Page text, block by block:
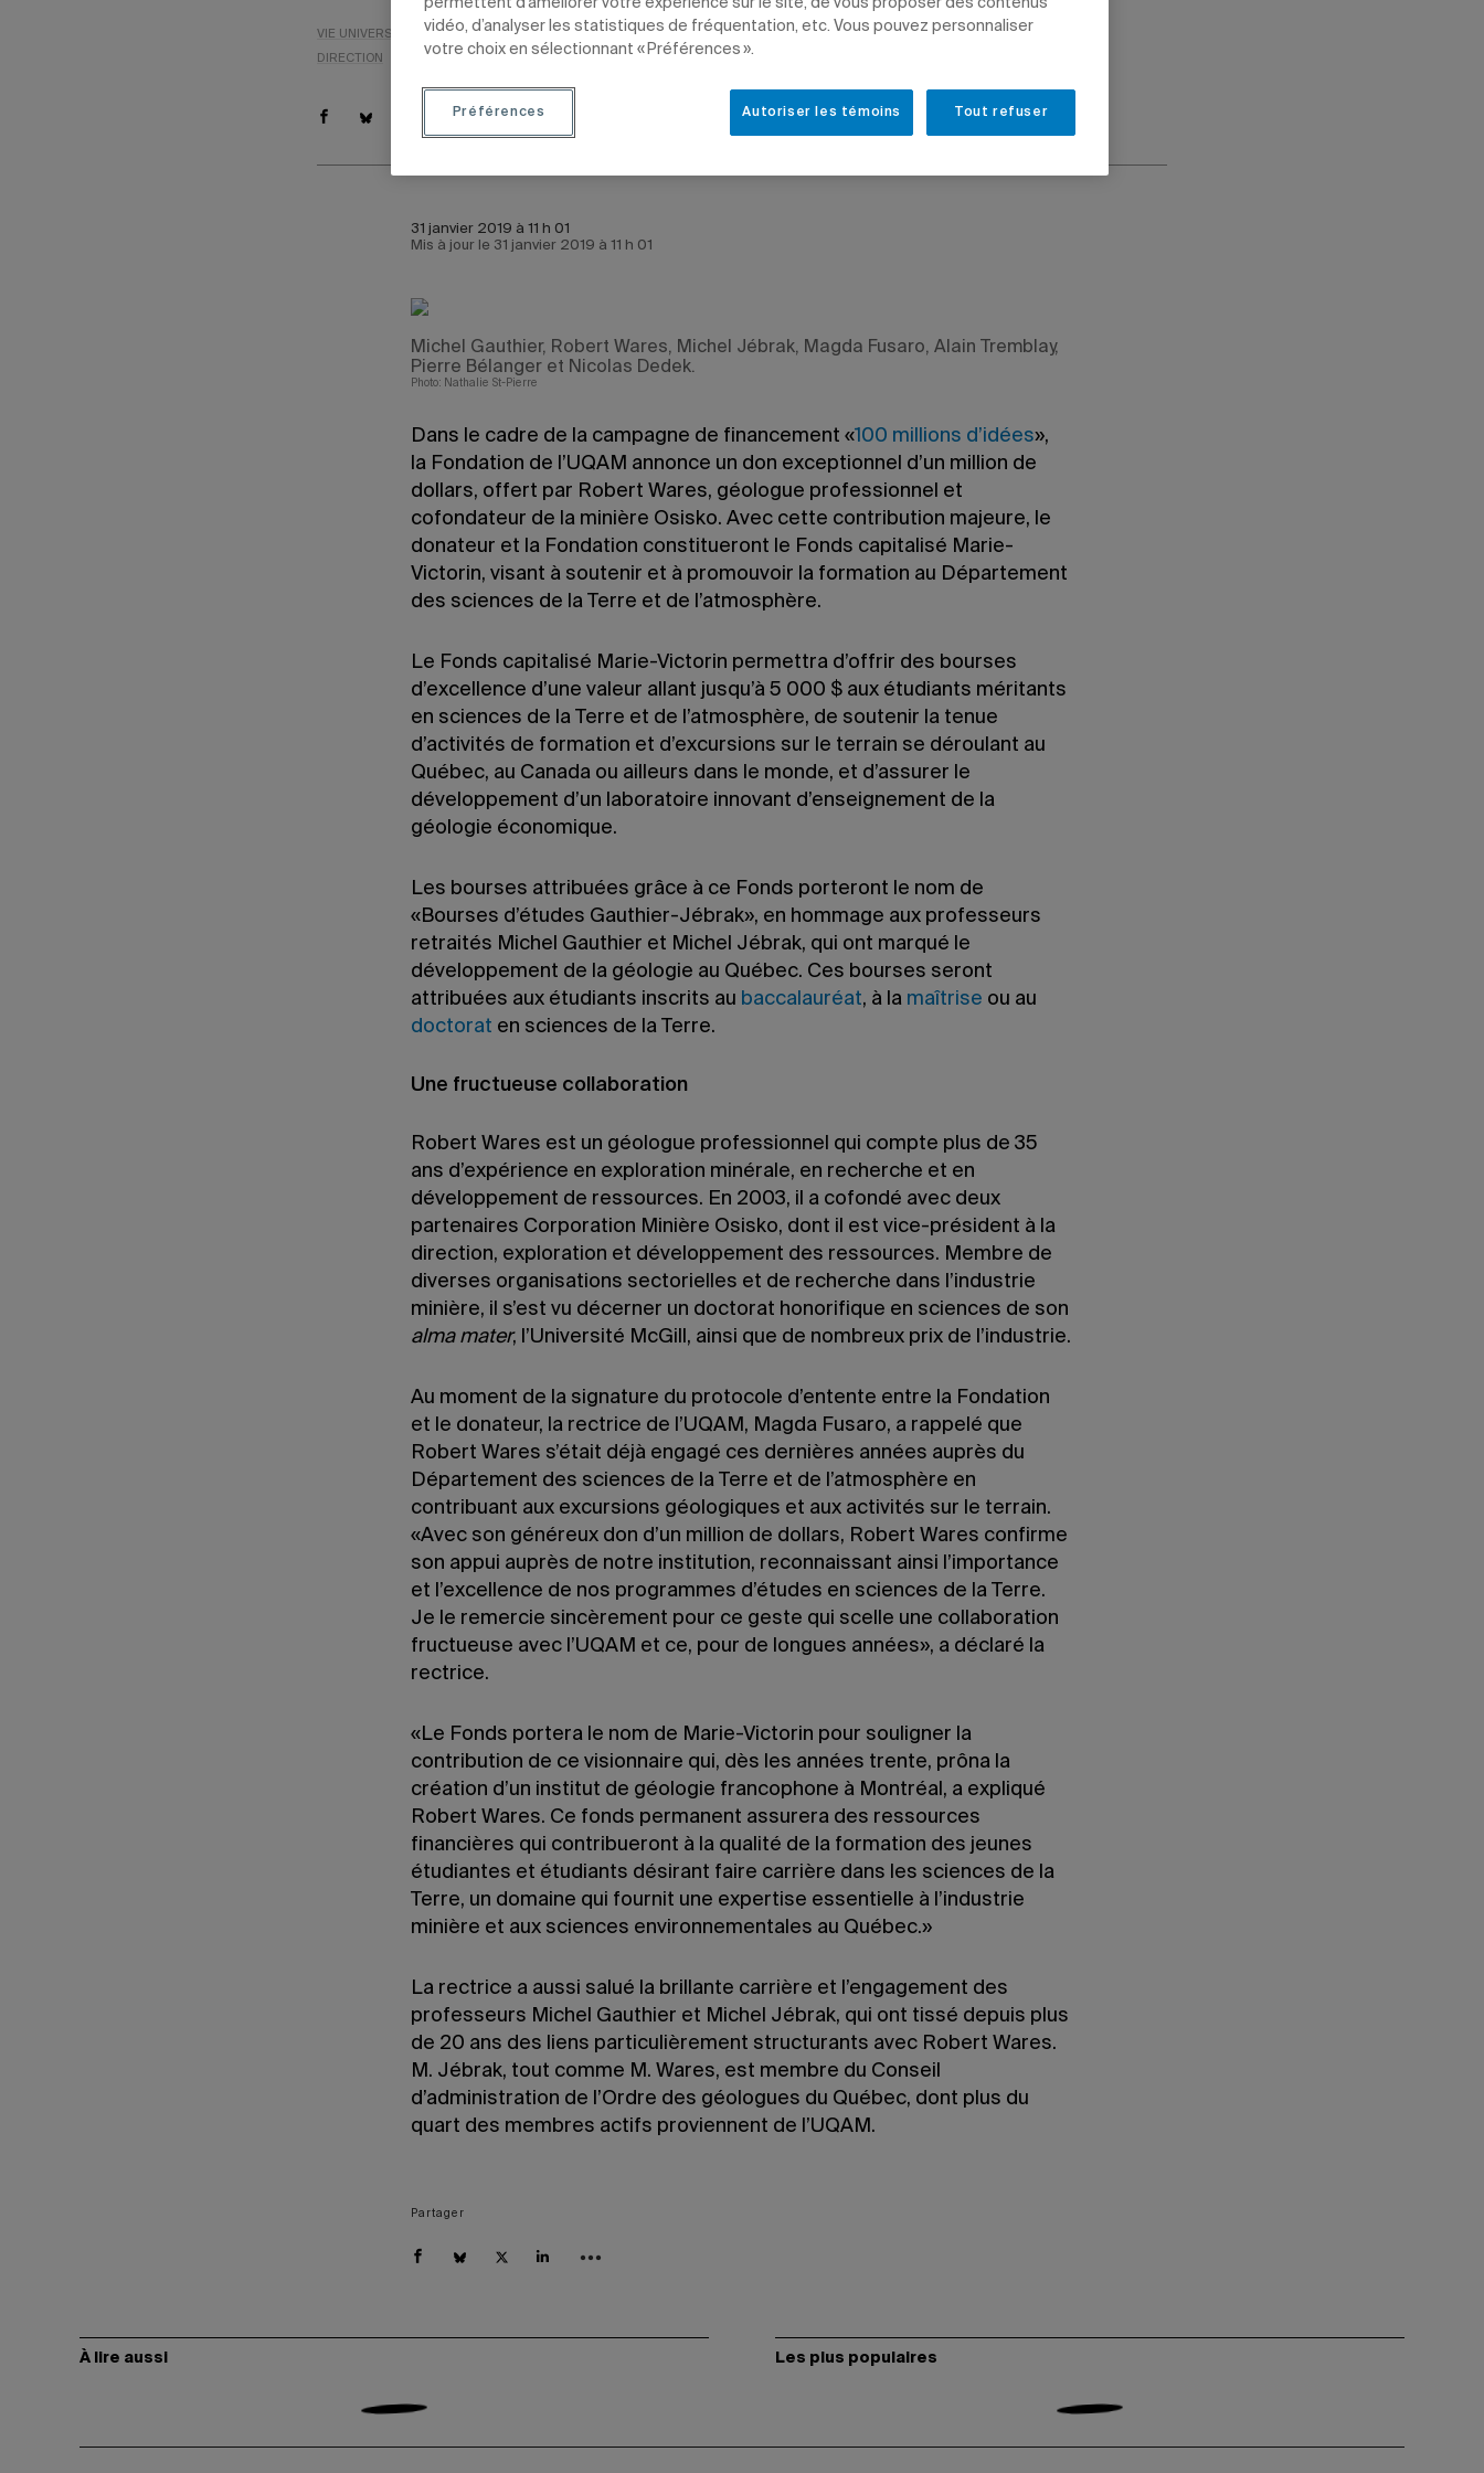
VIE UNIVERSITAIRE NOUVELLES INSTITUTIONNELLES ENSEIGNEMENT FONDATION DE L'UQAM SCIENCES
PROFESSEURS
DIRECTION
31 janvier 2019 à 11 h 01
Mis à jour le 31 janvier 2019 à 11 h 01
Michel Gauthier, Robert Wares, Michel Jébrak, Magda Fusaro, Alain Tremblay,
Pierre Bélanger et Nicolas Dedek.
Photo: Nathalie St-Pierre
Dans le cadre de la campagne de financement «100 millions d’idées»,
la Fondation de l’UQAM annonce un don exceptionnel d’un million de
dollars, offert par Robert Wares, géologue professionnel et
cofondateur de la minière Osisko. Avec cette contribution majeure, le
donateur et la Fondation constitueront le Fonds capitalisé Marie-
Victorin, visant à soutenir et à promouvoir la formation au Département
des sciences de la Terre et de l’atmosphère.
Le Fonds capitalisé Marie-Victorin permettra d’offrir des bourses
d’excellence d’une valeur allant jusqu’à 5 000 $ aux étudiants méritants
en sciences de la Terre et de l’atmosphère, de soutenir la tenue
d’activités de formation et d’excursions sur le terrain se déroulant au
Québec, au Canada ou ailleurs dans le monde, et d’assurer le
développement d’un laboratoire innovant d’enseignement de la
géologie économique.
Les bourses attribuées grâce à ce Fonds porteront le nom de
«Bourses d’études Gauthier-Jébrak», en hommage aux professeurs
retraités Michel Gauthier et Michel Jébrak, qui ont marqué le
développement de la géologie au Québec. Ces bourses seront
attribuées aux étudiants inscrits au baccalauréat, à la maîtrise ou au
doctorat en sciences de la Terre.
Une fructueuse collaboration
Robert Wares est un géologue professionnel qui compte plus de 35
ans d’expérience en exploration minérale, en recherche et en
développement de ressources. En 2003, il a cofondé avec deux
partenaires Corporation Minière Osisko, dont il est vice-président à la
direction, exploration et développement des ressources. Membre de
diverses organisations sectorielles et de recherche dans l’industrie
minière, il s’est vu décerner un doctorat honorifique en sciences de son
alma mater, l’Université McGill, ainsi que de nombreux prix de l’industrie.
Au moment de la signature du protocole d’entente entre la Fondation
et le donateur, la rectrice de l’UQAM, Magda Fusaro, a rappelé que
Robert Wares s’était déjà engagé ces dernières années auprès du
Département des sciences de la Terre et de l’atmosphère en
contribuant aux excursions géologiques et aux activités sur le terrain.
«Avec son généreux don d’un million de dollars, Robert Wares confirme
son appui auprès de notre institution, reconnaissant ainsi l’importance
et l’excellence de nos programmes d’études en sciences de la Terre.
Je le remercie sincèrement pour ce geste qui scelle une collaboration
fructueuse avec l’UQAM et ce, pour de longues années», a déclaré la
rectrice.
«Le Fonds portera le nom de Marie-Victorin pour souligner la
contribution de ce visionnaire qui, dès les années trente, prôna la
création d’un institut de géologie francophone à Montréal, a expliqué
Robert Wares. Ce fonds permanent assurera des ressources
financières qui contribueront à la qualité de la formation des jeunes
étudiantes et étudiants désirant faire carrière dans les sciences de la
Terre, un domaine qui fournit une expertise essentielle à l’industrie
minière et aux sciences environnementales au Québec.»
La rectrice a aussi salué la brillante carrière et l’engagement des
professeurs Michel Gauthier et Michel Jébrak, qui ont tissé depuis plus
de 20 ans des liens particulièrement structurants avec Robert Wares.
M. Jébrak, tout comme M. Wares, est membre du Conseil
d’administration de l’Ordre des géologues du Québec, dont plus du
quart des membres actifs proviennent de l’UQAM.
Partager
À lire aussi Les plus populaires
permettent d’améliorer votre expérience sur le site, de vous proposer des contenus
vidéo, d’analyser les statistiques de fréquentation, etc. Vous pouvez personnaliser
votre choix en sélectionnant « Préférences ».
Tout refuser
Autoriser les témoins
Préférences